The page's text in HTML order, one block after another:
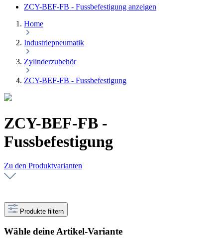
ZCY-BEF-FB - Fussbefestigung anzeigen
Home
Industriepneumatik
Zylinderzubehör
ZCY-BEF-FB - Fussbefestigung
ZCY-BEF-FB -
Fussbefestigung
Zu den Produktvarianten
Produkte filtern
Wähle deine Artikel-Variante